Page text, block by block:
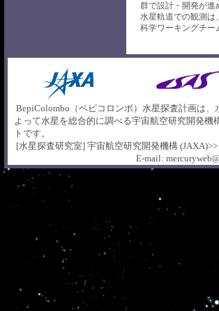
群で設計・開発が進
水星軌道での観測は
科学ワーキングチ
BepiColombo（ベピコロンボ）水星探査計画は
よって水星を総合的に調べる宇宙航空研究開発
トです。
[水星探査研究室] 宇宙航空研究開発機構 (JAXA)>>
E-mail: